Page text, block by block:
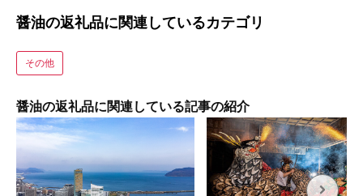
醤油の返礼品に関連しているカテゴリ
その他
醤油の返礼品に関連している記事の紹介